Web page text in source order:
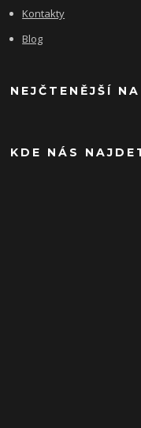
Kontakty
Blog
NEJČTENĚJŠÍ
KDE NÁS